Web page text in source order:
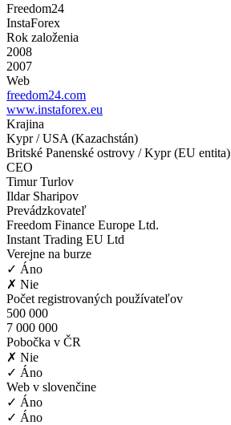
Freedom24
InstaForex
Rok založenia
2008
2007
Web
freedom24.com
www.instaforex.eu
Krajina
Kypr / USA (Kazachstán)
Britské Panenské ostrovy / Kypr (EU entita)
CEO
Timur Turlov
Ildar Sharipov
Prevádzkovateľ
Freedom Finance Europe Ltd.
Instant Trading EU Ltd
Verejne na burze
✓ Áno
✗ Nie
Počet registrovaných používateľov
500 000
7 000 000
Pobočka v ČR
✗ Nie
✓ Áno
Web v slovenčine
✓ Áno
✓ Áno